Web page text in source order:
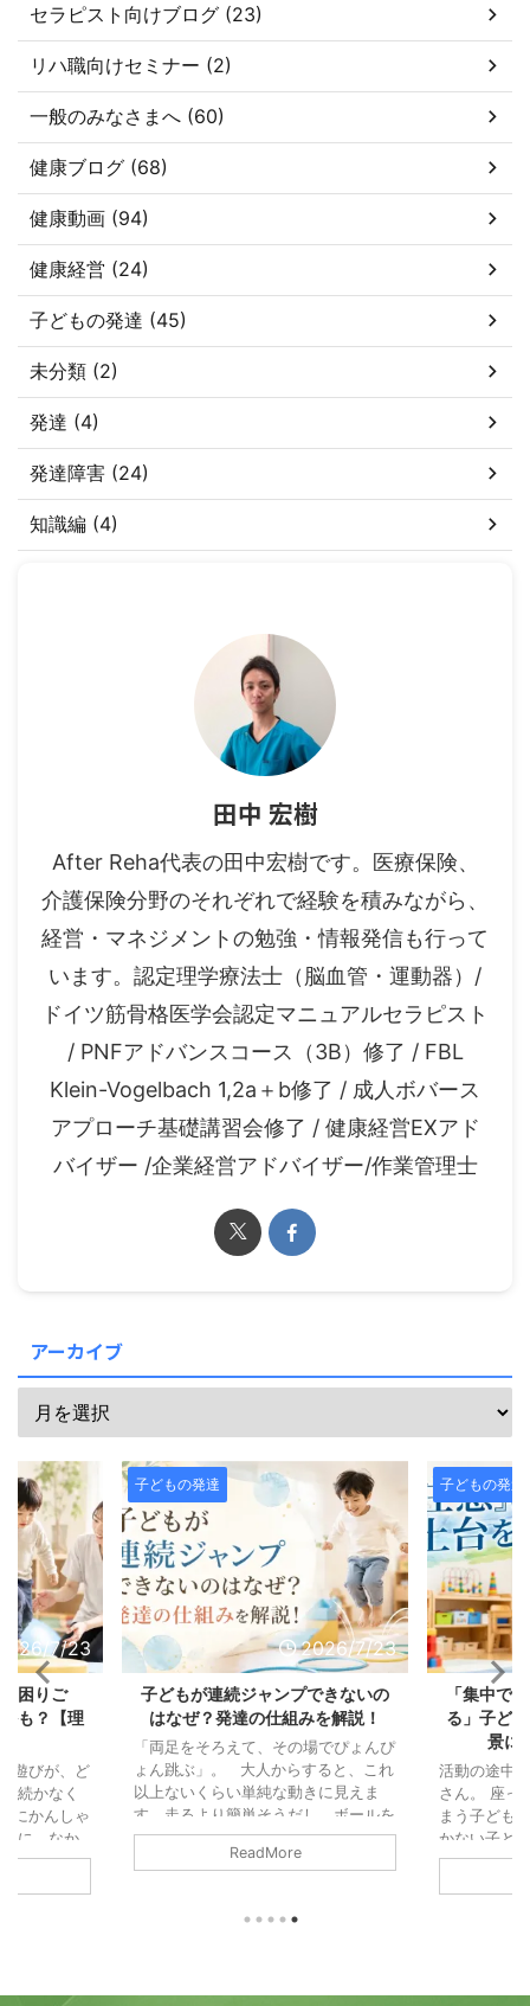
セラピスト向けブログ (23)
リハ職向けセミナー (2)
一般のみなさまへ (60)
健康ブログ (68)
健康動画 (94)
健康経営 (24)
子どもの発達 (45)
未分類 (2)
発達 (4)
発達障害 (24)
知識編 (4)
田中 宏樹
After Reha代表の田中宏樹です。医療保険、
介護保険分野のそれぞれで経験を積みながら、
経営・マネジメントの勉強・情報発信も行って
います。認定理学療法士（脳血管・運動器）/
ドイツ筋骨格医学会認定マニュアルセラピスト
/ PNFアドバンスコース（3B）修了 / FBL
Klein-Vogelbach 1,2a＋b修了 / 成人ボバース
アプローチ基礎講習会修了 / 健康経営EXアド
バイザー /企業経営アドバイザー/作業管理士
アーカイブ
7/23
困りご
も？【理
遊びが、ど
続かなく
にかんしゃ
に、なか
除機の音
も、毎日の
子どもの発達
2026/7/23
子どもが連続ジャンプできないの
はなぜ？発達の仕組みを解説！
「両足をそろえて、その場でぴょんぴ
ょん跳ぶ」。 大人からすると、これ
以上ないくらい単純な動きに見えま
す。走るより簡単そうだし、ボールを
投げるより地味な動きと思われ鵜かも
しれません。 また「これができない
ん。 でも、運動の仕組みから見る
度でかみ合ってはじめて成立する動き
ReadMore
子どもの発達
「集中で
る」子ど
景に
活動の途中
さん。 座っ
まう子ども
かない子ど
「注意」と
そうになる